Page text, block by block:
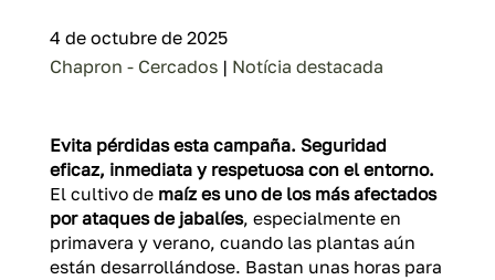
4 de octubre de 2025
Chapron - Cercados| Notícia destacada
Evita pérdidas esta campaña. Seguridad
eficaz, inmediata y respetuosa con el entorno.
El cultivo de maíz es uno de los más afectados
por ataques de jabalíes, especialmente en
primavera y verano, cuando las plantas aún
están desarrollándose. Bastan unas horas para